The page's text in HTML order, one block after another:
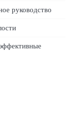
руководство